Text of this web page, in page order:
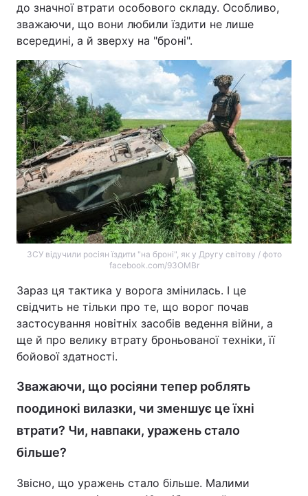
Тема оформлення
до значної втрати особового складу. Особливо,
зважаючи, що вони любили їздити не лише
всередині, а й зверху на "броні".
ЗСУ відучили росіян їздити "на броні", як у Другу світову / фото
facebook.com/93OMBr
Зараз ця тактика у ворога змінилась. І це
свідчить не тільки про те, що ворог почав
застосування новітніх засобів ведення війни, а
ще й про велику втрату броньованої техніки, її
бойової здатності.
Зважаючи, що росіяни тепер роблять
поодинокі вилазки, чи зменшує це їхні
втрати? Чи, навпаки, уражень стало
більше?
Звісно, що уражень стало більше. Малими